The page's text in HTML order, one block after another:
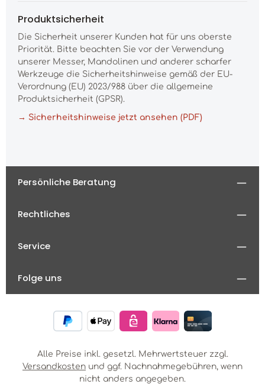
Produktsicherheit
Die Sicherheit unserer Kunden hat für uns oberste
Priorität. Bitte beachten Sie vor der Verwendung
unserer Messer, Mandolinen und anderer scharfer
Werkzeuge die Sicherheitshinweise gemäß der EU-
Verordnung (EU) 2023/988 über die allgemeine
Produktsicherheit (GPSR).
→ Sicherheitshinweise jetzt ansehen (PDF)
Persönliche Beratung
Rechtliches
Service
Folge uns
Alle Preise inkl. gesetzl. Mehrwertsteuer zzgl.
Versandkosten und ggf. Nachnahmegebühren, wenn
nicht anders angegeben.